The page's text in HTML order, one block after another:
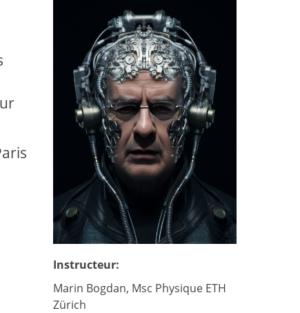
Instructeur:
Marin Bogdan, Msc Physique ETH
Zürich